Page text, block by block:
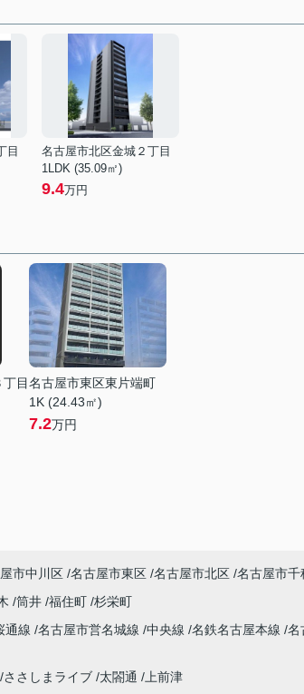
目
名古屋市北区金城２丁目
1LDK (35.09㎡)
9.4万円
目名古屋市東区東片端町
1K (24.43㎡)
7.2万円
市中川区 名古屋市東区 名古屋市北区 名古屋市千
筒井 福住町 杉栄町
通線 名古屋市営名城線 中央線 名鉄名古屋本線 名
ささしまライブ 太閤通 上前津